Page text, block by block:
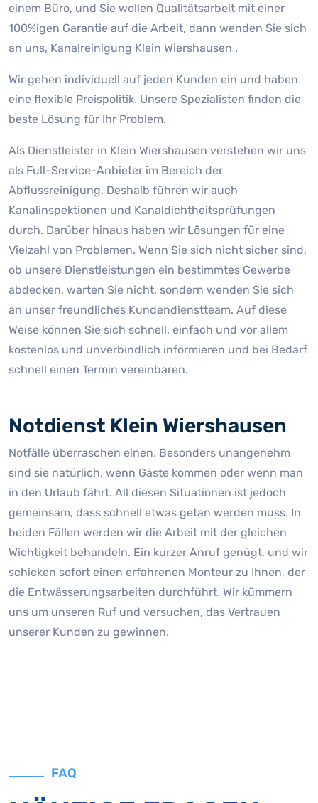
einem Büro, und Sie wollen Qualitätsarbeit mit einer
100%igen Garantie auf die Arbeit, dann wenden Sie sich
an uns, Kanalreinigung Klein Wiershausen .
Wir gehen individuell auf jeden Kunden ein und haben
eine flexible Preispolitik. Unsere Spezialisten finden die
beste Lösung für Ihr Problem.
Als Dienstleister in Klein Wiershausen verstehen wir uns
als Full-Service-Anbieter im Bereich der
Abflussreinigung. Deshalb führen wir auch
Kanalinspektionen und Kanaldichtheitsprüfungen
durch. Darüber hinaus haben wir Lösungen für eine
Vielzahl von Problemen. Wenn Sie sich nicht sicher sind,
ob unsere Dienstleistungen ein bestimmtes Gewerbe
abdecken, warten Sie nicht, sondern wenden Sie sich
an unser freundliches Kundendienstteam. Auf diese
Weise können Sie sich schnell, einfach und vor allem
kostenlos und unverbindlich informieren und bei Bedarf
schnell einen Termin vereinbaren.
Notdienst Klein Wiershausen
Notfälle überraschen einen. Besonders unangenehm
sind sie natürlich, wenn Gäste kommen oder wenn man
in den Urlaub fährt. All diesen Situationen ist jedoch
gemeinsam, dass schnell etwas getan werden muss. In
beiden Fällen werden wir die Arbeit mit der gleichen
Wichtigkeit behandeln. Ein kurzer Anruf genügt, und wir
schicken sofort einen erfahrenen Monteur zu Ihnen, der
die Entwässerungsarbeiten durchführt. Wir kümmern
uns um unseren Ruf und versuchen, das Vertrauen
unserer Kunden zu gewinnen.
FAQ